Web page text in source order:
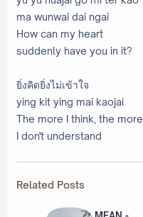
ma wunwai dai ngai
How can my heart
suddenly have you in it?
ยิ่งคิดยิ่งไม่เข้าใจ
ying kit ying mai kaojai
The more I think, the more
I don't understand
Related Posts